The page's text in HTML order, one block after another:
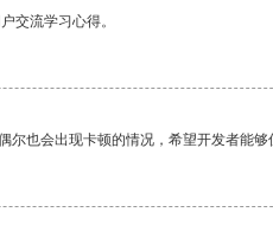
交流学习心得。
也会出现卡顿的情况，希望开发者能够